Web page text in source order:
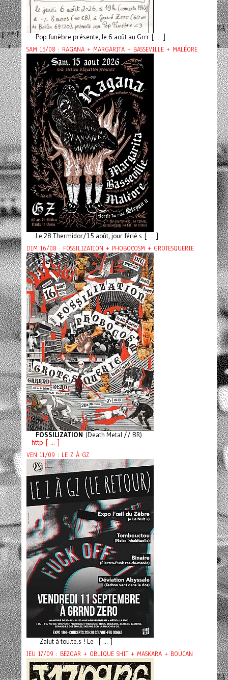
Pop funèbre présente, le 6 août au Grrr [ ... ]
SAM 15/08 : RAGANA + MARGARITA + BASSEVILLE + MALÉORE
Le 28 Thermidor/15 août, jour férié s [ ... ]
DIM 16/08 : FOSSILIZATION + PHOBOCOSM + GROTESQUERIE
FOSSILIZATION (Death Metal // BR)
http [ ... ]
VEN 11/09 : LE Z À GZ
Zalut à tou.te.s ! Le [ ... ]
JEU 17/09 : BEZOAR + OBLIQUE SHIT + MASKARA + BOUCAN